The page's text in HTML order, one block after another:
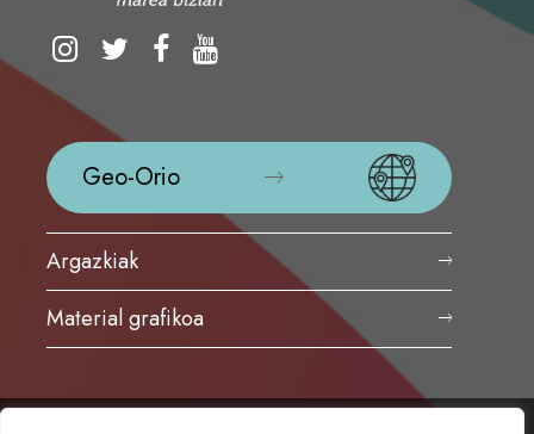
Geo-Orio
Argazkiak
Material grafikoa